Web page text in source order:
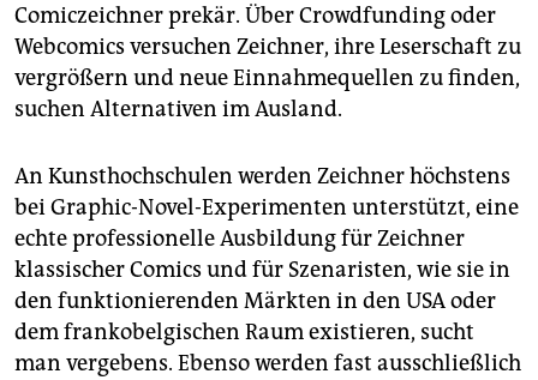
Comiczeichner prekär. Über Crowdfunding oder
Webcomics versuchen Zeichner, ihre Leserschaft zu
vergrößern und neue Einnahmequellen zu finden,
suchen Alternativen im Ausland.
An Kunsthochschulen werden Zeichner höchstens
bei Graphic-Novel-Experimenten unterstützt, eine
echte professionelle Ausbildung für Zeichner
klassischer Comics und für Szenaristen, wie sie in
den funktionierenden Märkten in den USA oder
dem frankobelgischen Raum existieren, sucht
man vergebens. Ebenso werden fast ausschließlich